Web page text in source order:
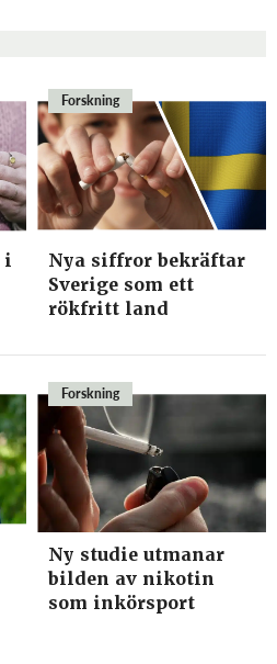
i
Forskning
Nya siffror bekräftar
Sverige som ett
rökfritt land
Forskning
Ny studie utmanar
bilden av nikotin
som inkörsport